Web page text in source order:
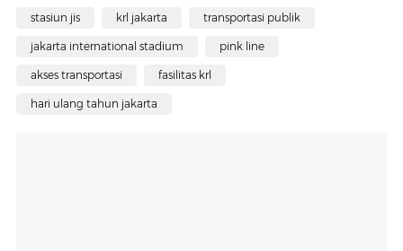
stasiun jis krl jakarta transportasi publik
jakarta international stadium pink line
akses transportasi fasilitas krl
hari ulang tahun jakarta